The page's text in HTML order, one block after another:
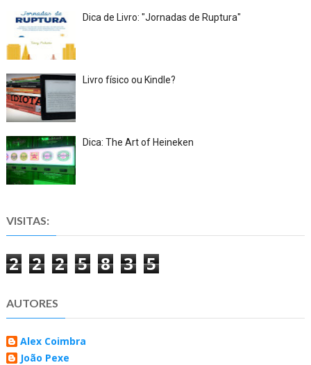
Dica de Livro: "Jornadas de Ruptura"
Livro físico ou Kindle?
Dica: The Art of Heineken
VISITAS:
2 2 2 5 8 3 5
AUTORES
Alex Coimbra
João Pexe